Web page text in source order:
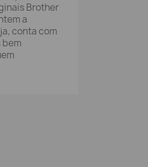
Brother
a
conta com